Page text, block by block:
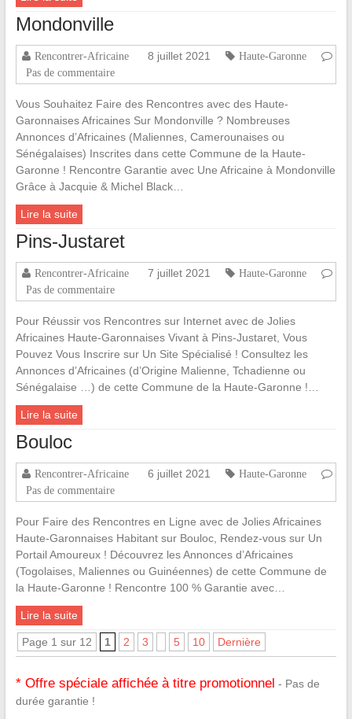
Mondonville
Rencontrer-Africaine 8 juillet 2021
Haute-Garonne
Pas de commentaire
Vous Souhaitez Faire des Rencontres avec des Haute-
Garonnaises Africaines Sur Mondonville ? Nombreuses
Annonces d’Africaines (Maliennes, Camerounaises ou
Sénégalaises) Inscrites dans cette Commune de la Haute-
Garonne ! Rencontre Garantie avec Une Africaine à Mondonville
Grâce à Jacquie & Michel Black…
Lire la suite
Pins-Justaret
Rencontrer-Africaine 7 juillet 2021
Haute-Garonne
Pas de commentaire
Pour Réussir vos Rencontres sur Internet avec de Jolies
Africaines Haute-Garonnaises Vivant à Pins-Justaret, Vous
Pouvez Vous Inscrire sur Un Site Spécialisé ! Consultez les
Annonces d’Africaines (d’Origine Malienne, Tchadienne ou
Sénégalaise …) de cette Commune de la Haute-Garonne !…
Lire la suite
Bouloc
Rencontrer-Africaine 6 juillet 2021
Haute-Garonne
Pas de commentaire
Pour Faire des Rencontres en Ligne avec de Jolies Africaines
Haute-Garonnaises Habitant sur Bouloc, Rendez-vous sur Un
Portail Amoureux ! Découvrez les Annonces d’Africaines
(Togolaises, Maliennes ou Guinéennes) de cette Commune de
la Haute-Garonne ! Rencontre 100 % Garantie avec…
Lire la suite
Page 1 sur 12 1 2 3 5 10 Dernière
* Offre spéciale affichée à titre promotionnel - Pas de
durée garantie !